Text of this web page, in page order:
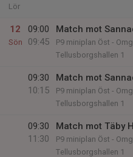
Lör
12
Sön
09:00
09:45
Match mot
P9 miniplan Öst -
Tellusborgshallen 1
09:30
10:15
Match mot
P9 miniplan Öst -
Tellusborgshallen 1
09:30
11:30
Match mot Täby
P9 miniplan Öst -
Tellusborgshallen 1